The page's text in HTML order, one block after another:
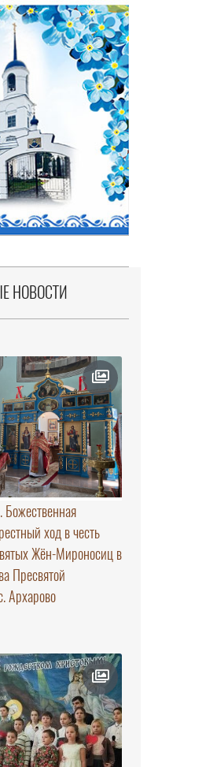
НОВОСТИ
ход в честь
Жён-Мироносиц в
Пресвятой
Архарово